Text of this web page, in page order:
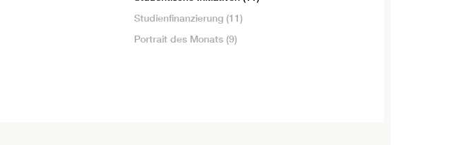
Studienfinanzierung (11)
Portrait des Monats (9)